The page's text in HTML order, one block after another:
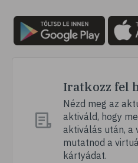
# pszichológia
# hátfájás
# vérnyomáscsökkentés
# megfázás
# influenza
# fertőző betegségek
Iratkozz fel
Nézd meg az
aktiváld, hogy
aktiválás után,
mutatnod a
kártyádat.